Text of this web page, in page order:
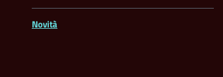
Novità